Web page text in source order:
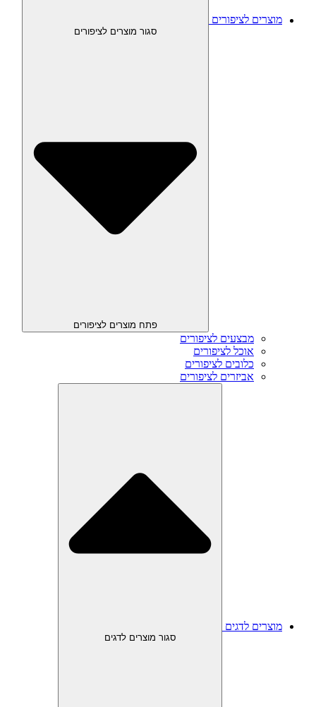
מוצרים לציפורים
סגור מוצרים לציפורים
פתח מוצרים לציפורים
מבצעים לציפורים
אוכל לציפורים
כלובים לציפורים
אביזרים לציפורים
מוצרים לדגים
סגור מוצרים לדגים